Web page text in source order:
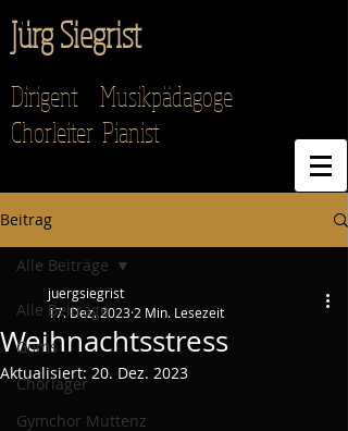
Jürg Siegrist
Dirigent Musikpädagoge
Chorleiter Pianist
Beitrag
Alle Beiträge
Goms
Chorlager
Gymchor Muttenz
Alle Beiträge
Weihnachtsstress
juergsiegrist
17. Dez. 2023 2 Min. Lesezeit
Aktualisiert: 20. Dez. 2023